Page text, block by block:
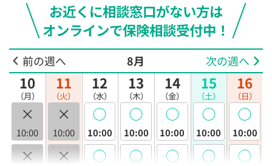
お近くに相談窓口がない方は
オンラインで保険相談受付中！
前の週へ 8月 次の週へ
10
（月）
×
10:00
×
11
（火）
×
10:00
×
12
（水）
◯
10:00
◯
13
（木）
◯
10:00
◯
14
（金）
◯
10:00
◯
15
（土）
◯
10:00
◯
16
（日）
◯
10:00
◯